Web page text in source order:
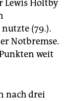
Lewis Holtby
(79.).
Notbremse.
weit
nach drei